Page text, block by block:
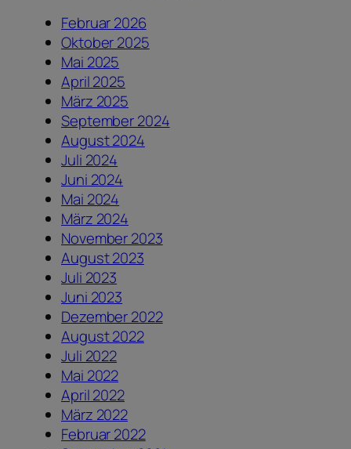
Februar 2026
Oktober 2025
Mai 2025
April 2025
März 2025
September 2024
August 2024
Juli 2024
Juni 2024
Mai 2024
März 2024
November 2023
August 2023
Juli 2023
Juni 2023
Dezember 2022
August 2022
Juli 2022
Mai 2022
April 2022
März 2022
Februar 2022